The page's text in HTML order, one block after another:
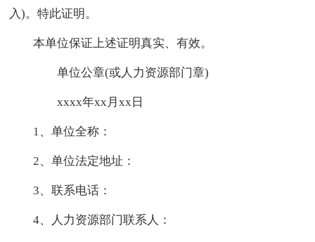
入)。特此证明。
本单位保证上述证明真实、有效。
单位公章(或人力资源部门章)
xxxx年xx月xx日
1、单位全称：
2、单位法定地址：
3、联系电话：
4、人力资源部门联系人：